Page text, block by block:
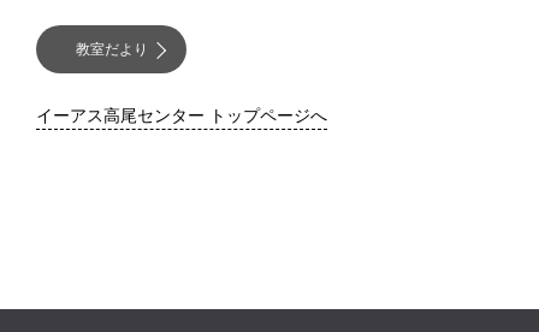
教室だより
イーアス高尾センター トップページへ